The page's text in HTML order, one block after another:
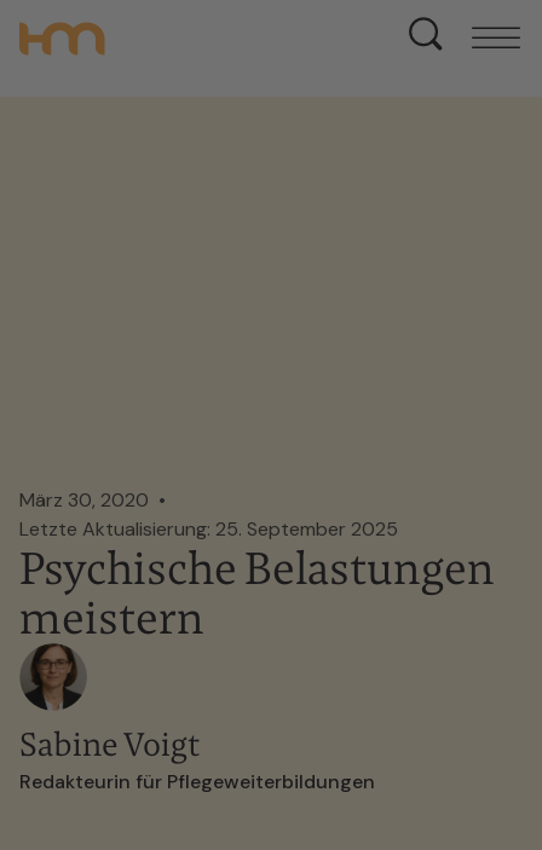
März 30, 2020
Letzte Aktualisierung: 25. September 2025
Psychische Belastungen
meistern
Sabine Voigt
Redakteurin für Pflegeweiterbildungen